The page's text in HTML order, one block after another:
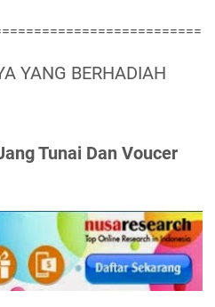
YANG BERHADIAH
Tunai Dan Voucer